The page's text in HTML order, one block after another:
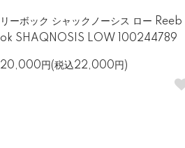
リーボック シャックノーシス ロー Reeb
ok SHAQNOSIS LOW 100244789
20,000円(税込22,000円)